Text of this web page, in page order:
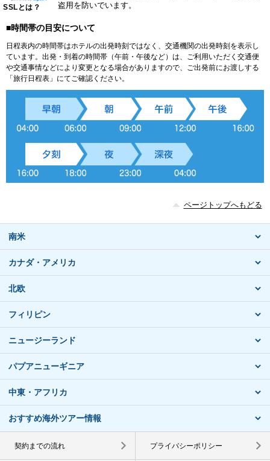
SSLとは？
盗用を防いでいます。
■時間帯の目安について
日程表内の時間帯はホテルの出発時刻ではなく、交通機関の出発時刻を表示し
ています。出発・到着の時間帯（午前・午後など）は、ご利用いただく交通便
や交通事情などにより変更となる場合がありますので、ご出発前にお渡しする
「旅行日程表」にてご確認ください。
ページトップへもどる
南米
カナダ・アメリカ
北欧
フィリピン
ニュージーランド
パプアニューギニア
中東・アフリカ
おすすめ海外ツアー情報
契約までの流れ プライバシーポリシー